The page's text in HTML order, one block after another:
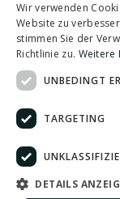
Angebot
Termin
© 2025 Turp
Datenschutz
Impressum
Wir verwenden
Website zu
stimmen Sie der
Richtlinie zu. Weitere
UNBEDINGT
TARGETING
DETAILS